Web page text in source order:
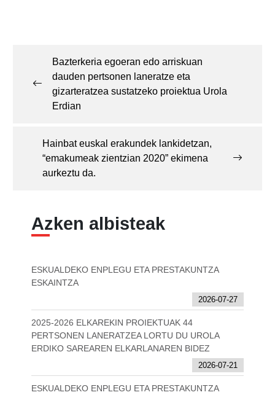
Bazterkeria egoeran edo arriskuan
dauden pertsonen laneratze eta
gizarteratzea sustatzeko proiektua Urola
Erdian
Hainbat euskal erakundek lankidetzan,
“emakumeak zientzian 2020” ekimena
aurkeztu da.
Azken albisteak
ESKUALDEKO ENPLEGU ETA PRESTAKUNTZA
ESKAINTZA
2026-07-27
2025-2026 ELKAREKIN PROIEKTUAK 44
PERTSONEN LANERATZEA LORTU DU UROLA
ERDIKO SAREAREN ELKARLANAREN BIDEZ
2026-07-21
ESKUALDEKO ENPLEGU ETA PRESTAKUNTZA